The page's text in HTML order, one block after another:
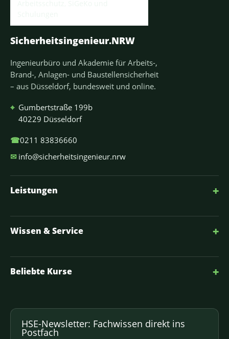
Sicherheitsingenieur.NRW
Ingenieurbüro und Akademie für Arbeits-,
Brand-, Anlagen- und Baustellensicherheit
– aus Düsseldorf, bundesweit und online.
⌖ Gumbertstraße 199b
40229 Düsseldorf
☎0211 83836660
✉ info@sicherheitsingenieur.nrw
Leistungen +
Wissen & Service +
Beliebte Kurse +
HSE-Newsletter: Fachwissen direkt ins
Postfach